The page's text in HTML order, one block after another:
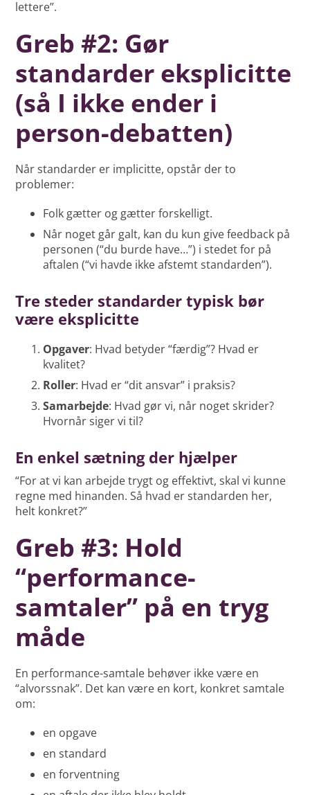
lettere”.
Greb #2: Gør
standarder eksplicitte
(så I ikke ender i
person-debatten)
Når standarder er implicitte, opstår der to
problemer:
Folk gætter og gætter forskelligt.
Når noget går galt, kan du kun give feedback på
personen (“du burde have…”) i stedet for på
aftalen (“vi havde ikke afstemt standarden”).
Tre steder standarder typisk bør
være eksplicitte
Opgaver: Hvad betyder “færdig”? Hvad er
kvalitet?
Roller: Hvad er “dit ansvar” i praksis?
Samarbejde: Hvad gør vi, når noget skrider?
Hvornår siger vi til?
En enkel sætning der hjælper
“For at vi kan arbejde trygt og effektivt, skal vi kunne
regne med hinanden. Så hvad er standarden her,
helt konkret?”
Greb #3: Hold
“performance-
samtaler” på en tryg
måde
En performance-samtale behøver ikke være en
“alvorssnak”. Det kan være en kort, konkret samtale
om:
en opgave
en standard
en forventning